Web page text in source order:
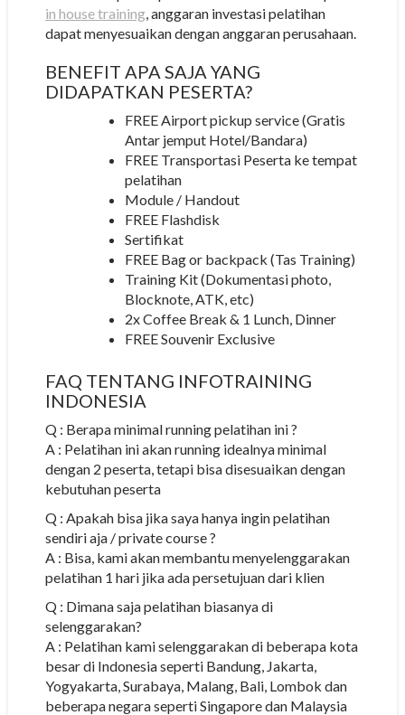
in house training, anggaran investasi pelatihan
dapat menyesuaikan dengan anggaran perusahaan.
BENEFIT APA SAJA YANG
DIDAPATKAN PESERTA?
FREE Airport pickup service (Gratis
Antar jemput Hotel/Bandara)
FREE Transportasi Peserta ke tempat
pelatihan
Module / Handout
FREE Flashdisk
Sertifikat
FREE Bag or backpack (Tas Training)
Training Kit (Dokumentasi photo,
Blocknote, ATK, etc)
2x Coffee Break & 1 Lunch, Dinner
FREE Souvenir Exclusive
FAQ TENTANG INFOTRAINING
INDONESIA
Q : Berapa minimal running pelatihan ini ?
A : Pelatihan ini akan running idealnya minimal
dengan 2 peserta, tetapi bisa disesuaikan dengan
kebutuhan peserta
Q : Apakah bisa jika saya hanya ingin pelatihan
sendiri aja / private course ?
A : Bisa, kami akan membantu menyelenggarakan
pelatihan 1 hari jika ada persetujuan dari klien
Q : Dimana saja pelatihan biasanya di
selenggarakan?
A : Pelatihan kami selenggarakan di beberapa kota
besar di Indonesia seperti Bandung, Jakarta,
Yogyakarta, Surabaya, Malang, Bali, Lombok dan
beberapa negara seperti Singapore dan Malaysia